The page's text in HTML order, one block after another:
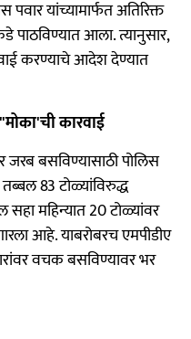
पवार यांच्यामार्फत अतिरिक्त
पाठविण्यात आला. त्यानुसार,
करण्याचे आदेश देण्यात
कारवाई
जरब बसविण्यासाठी पोलिस
83 टोळ्यांविरुद्ध
महिन्यात 20 टोळ्यांवर
आहे. याबरोबरच एमपीडीए
वचक बसविण्यावर भर